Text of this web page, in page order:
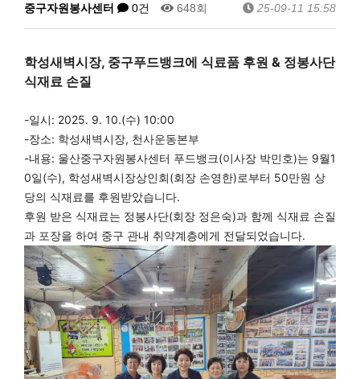
중구자원봉사센터 0건 648회 25-09-11 15:58
학성새벽시장, 중구푸드뱅크에 식료품 후원 & 정봉사단
식재료 손질
-일시: 2025. 9. 10.(수) 10:00
-장소: 학성새벽시장, 천사운동본부
-내용: 울산중구자원봉사센터 푸드뱅크(이사장 박민호)는 9월1
0일(수), 학성새벽시장상인회(회장 손영한)로부터 50만원 상
당의 식재료를 후원받았습니다.
후원 받은 식재료는 정봉사단(회장 정은숙)과 함께 식재료 손질
과 포장을 하여 중구 관내 취약계층에게 전달되었습니다.